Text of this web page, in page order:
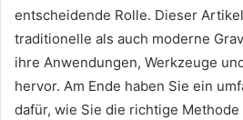
entscheidende Rolle. Dieser
traditionelle als auch moderne
ihre Anwendungen, Werkzeuge
hervor. Am Ende haben Sie ein
dafür, wie Sie die richtige